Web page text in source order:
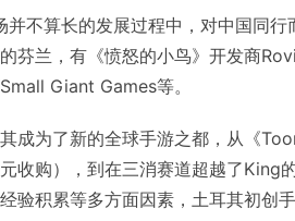
不算长的发展过程中，对中国同行
芬兰，有《愤怒的小鸟》开发商
Giant Games等。
成为了新的全球手游之都，从《
收购），到在三消赛道超越了King
验积累等多方面因素，土耳其初创